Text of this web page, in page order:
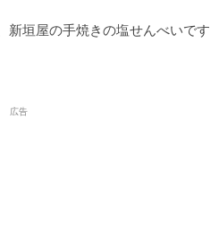
新垣屋の手焼きの塩せんべいです
広告